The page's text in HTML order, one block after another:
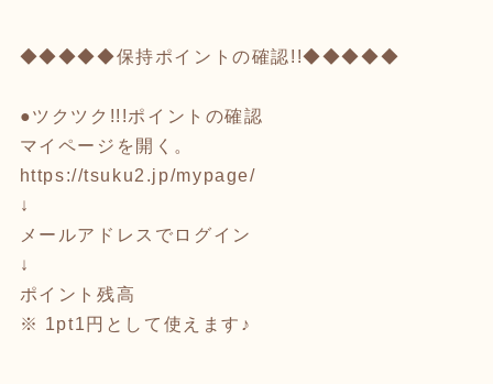
◆◆◆◆◆保持ポイントの確認!!◆◆◆◆◆
●ツクツク!!!ポイントの確認
マイページを開く。
https://tsuku2.jp/mypage/
↓
メールアドレスでログイン
↓
ポイント残高
※ 1pt1円として使えます♪